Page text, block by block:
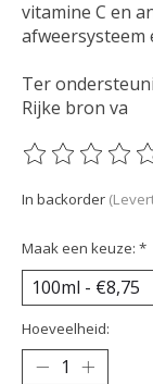
vitamine C en
afweersysteem
Ter
Rijke bron va
De
In backorder
Maak een keuze: *
Hoeveelheid: